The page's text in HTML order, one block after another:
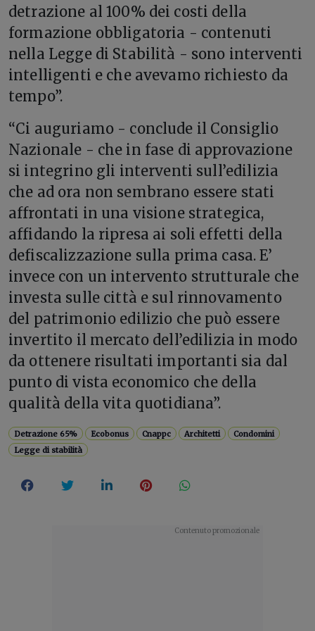
detrazione al 100% dei costi della
formazione obbligatoria - contenuti
nella Legge di Stabilità - sono interventi
intelligenti e che avevamo richiesto da
tempo”.
“Ci auguriamo - conclude il Consiglio
Nazionale - che in fase di approvazione
si integrino gli interventi sull’edilizia
che ad ora non sembrano essere stati
affrontati in una visione strategica,
affidando la ripresa ai soli effetti della
defiscalizzazione sulla prima casa. E’
invece con un intervento strutturale che
investa sulle città e sul rinnovamento
del patrimonio edilizio che può essere
invertito il mercato dell’edilizia in modo
da ottenere risultati importanti sia dal
punto di vista economico che della
qualità della vita quotidiana”.
Detrazione 65% Ecobonus Cnappc Architetti
Condomini
Legge di stabilità